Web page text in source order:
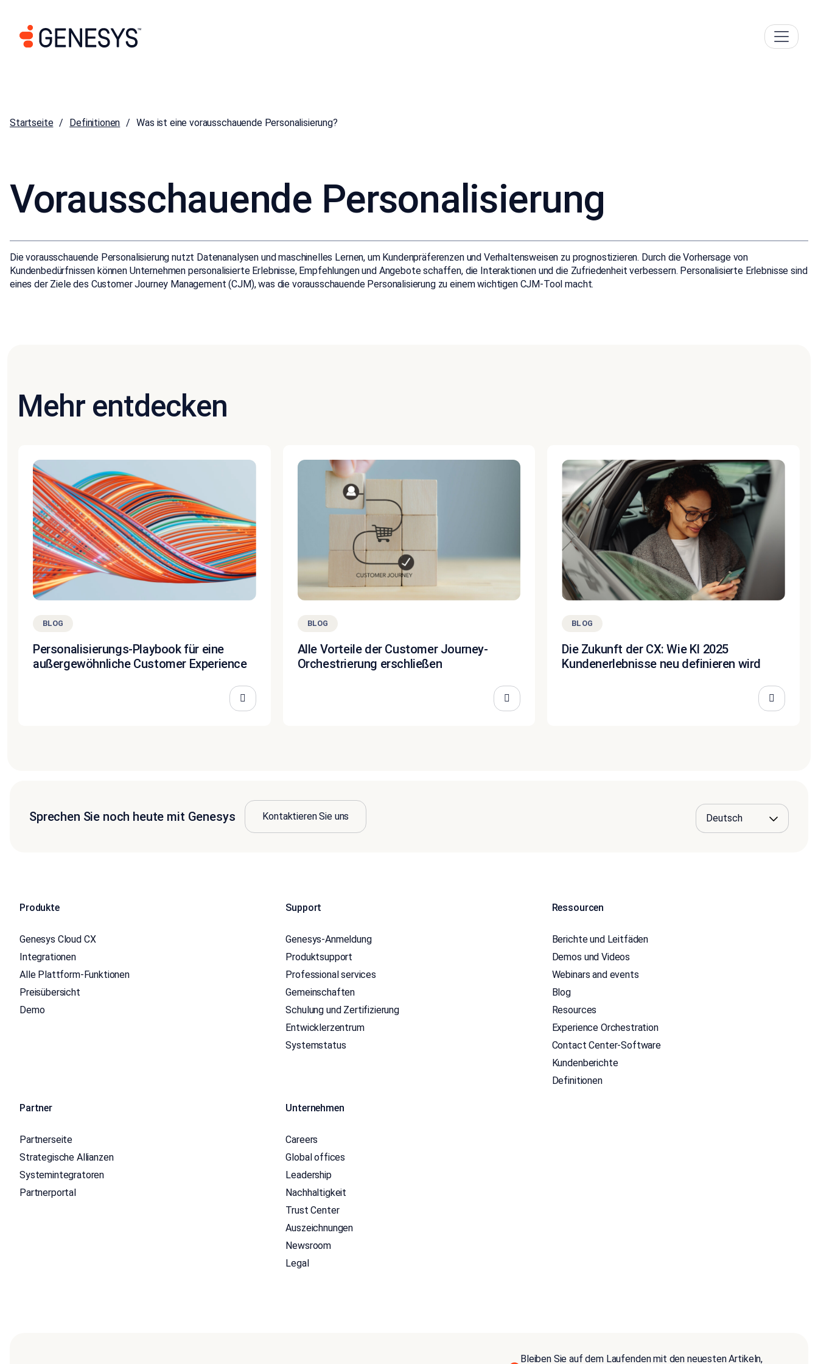
Startseite Definitionen Was ist eine vorausschauende Personalisierung?
Vorausschauende Personalisierung
Die vorausschauende Personalisierung nutzt Datenanalysen und maschinelles Lernen, um Kundenpräferenzen und Verhaltensweisen zu prognostizieren. Durch die Vorhersage von
Kundenbedürfnissen können Unternehmen personalisierte Erlebnisse, Empfehlungen und Angebote schaffen, die Interaktionen und die Zufriedenheit verbessern. Personalisierte Erlebnisse sind
eines der Ziele des Customer Journey Management (CJM), was die vorausschauende Personalisierung zu einem wichtigen CJM-Tool macht.
Mehr entdecken
BLOG
Personalisierungs-Playbook für eine
außergewöhnliche Customer Experience
BLOG
Alle Vorteile der Customer Journey-
Orchestrierung erschließen
BLOG
Die Zukunft der CX: Wie KI 2025
Kundenerlebnisse neu definieren wird
Sprechen Sie noch heute mit Genesys Kontaktieren Sie uns
Produkte
Genesys Cloud CX
Integrationen
Alle Plattform-Funktionen
Preisübersicht
Demo
Support
Genesys-Anmeldung
Produktsupport
Professional services
Gemeinschaften
Schulung und Zertifizierung
Entwicklerzentrum
Systemstatus
Ressourcen
Berichte und Leitfäden
Demos und Videos
Webinars and events
Blog
Resources
Experience Orchestration
Contact Center-Software
Kundenberichte
Definitionen
Partner
Partnerseite
Strategische Allianzen
Systemintegratoren
Partnerportal
Unternehmen
Careers
Global offices
Leadership
Nachhaltigkeit
Trust Center
Auszeichnungen
Newsroom
Legal
Bleiben Sie auf dem Laufenden mit den neuesten Artikeln,